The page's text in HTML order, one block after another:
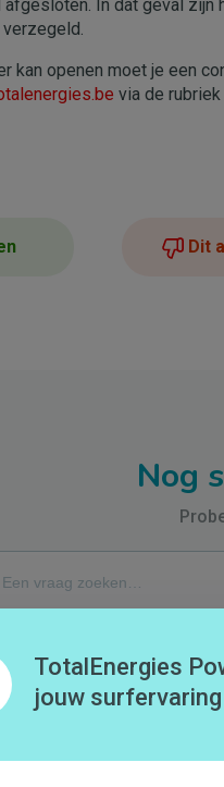
In dat geval zijn
kan openen moet je een
via de
Dit
Nog
TotalEnergies
jouw